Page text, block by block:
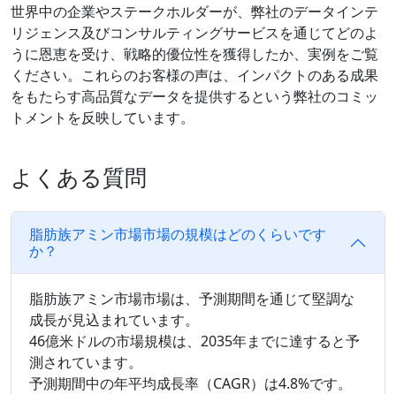
世界中の企業やステークホルダーが、弊社のデータインテ
リジェンス及びコンサルティングサービスを通じてどのよ
うに恩恵を受け、戦略的優位性を獲得したか、実例をご覧
ください。これらのお客様の声は、インパクトのある成果
をもたらす高品質なデータを提供するという弊社のコミッ
トメントを反映しています。
よくある質問
脂肪族アミン市場市場の規模はどのくらいです
か？
脂肪族アミン市場市場は、予測期間を通じて堅調な
成長が見込まれています。
46億米ドルの市場規模は、2035年までに達すると予
測されています。
予測期間中の年平均成長率（CAGR）は4.8%です。